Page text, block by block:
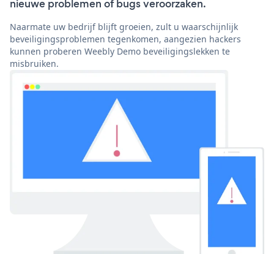
nieuwe problemen of bugs veroorzaken.
Naarmate uw bedrijf blijft groeien, zult u waarschijnlijk
beveiligingsproblemen tegenkomen, aangezien hackers
kunnen proberen Weebly Demo beveiligingslekken te
misbruiken.